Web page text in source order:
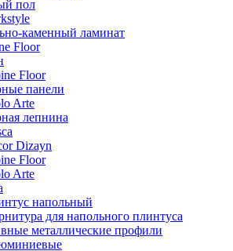
пол
каменный ламинат
Floor
Floor
панели
Arte
лепнина
Dizayn
Floor
Arte
напольный
для напольного плинтуса
металлические профили